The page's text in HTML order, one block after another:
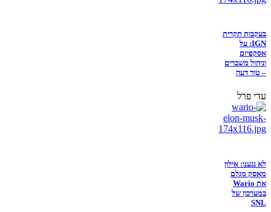
בעקבות תקרית
IGN: על
אסקפיזם
וניהול משברים
– טור דעה
עדי פרל
לא נגענו: אילון
מאסק מגלם
את Wario
במערכון של
SNL